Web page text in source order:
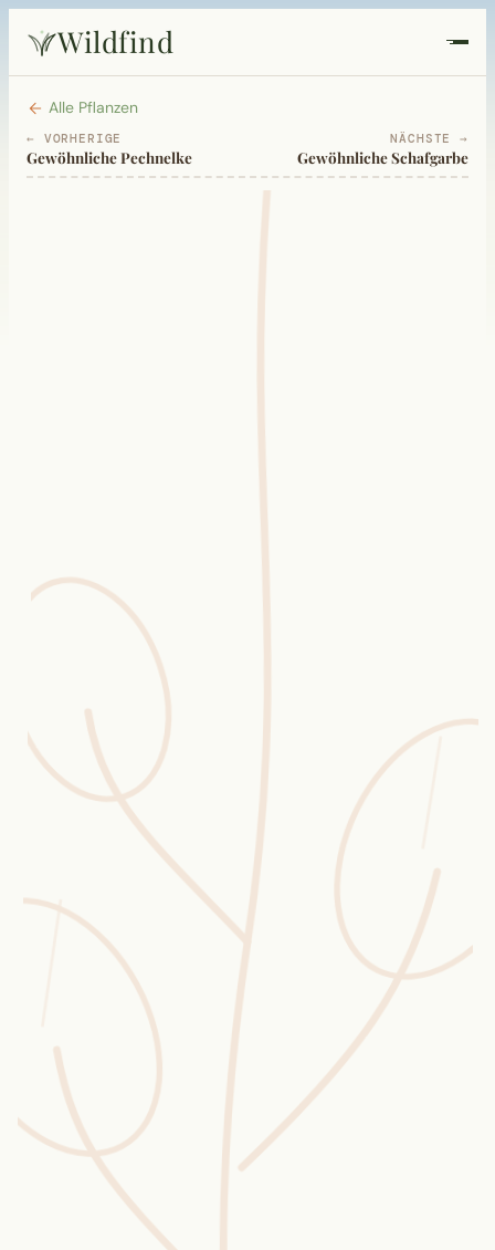
Wildfind
Startseite
Pflanzen
Sammelkalender
Blüten-Finder
Phänologie-Radar
Vogelstimmen
Gartenplaner
Challenges
Wusstest du?
Sammlungen
Selber machen
Alle Pflanzen
← VORHERIGE
Gewöhnliche Pechnelke
NÄCHSTE →
Gewöhnliche Schafgarbe